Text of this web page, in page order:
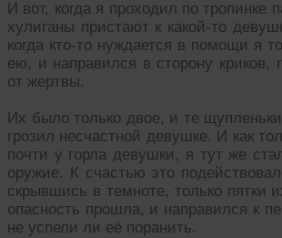
И вот, когда я проходил по тропинке
хулиганы пристают к какой-то
когда кто-то нуждается в помощи я
ею, и направился в сторону криков,
от жертвы.
Их было только двое, и те
грозил несчастной девушке. И как
почти у горла девушки, я тут же
оружие. К счастью это
скрывшись в темноте, только пятки
опасность прошла, и направился к
не успели ли её поранить.